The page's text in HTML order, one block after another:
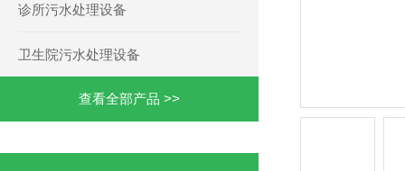
诊所污水处理设备
卫生院污水处理设备
查看全部产品 >>